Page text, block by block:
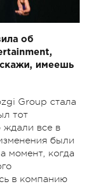
об
имеешь
Group стала
тот
ждали все в
были
момент, когда
в компанию